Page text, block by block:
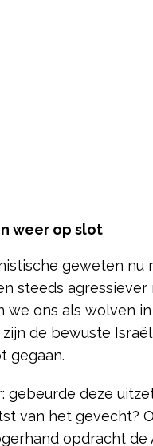
weer op slot
geweten nu
steeds
we ons als wolven
de bewuste
gegaan.
gebeurde deze
van het gevecht?
opdracht de